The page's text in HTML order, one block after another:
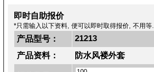
即时自助报价
*只需输入以下资料, 便可以即时取得报价, 不用等.
产品型号：
21213
产品资料：
防水风褛外套